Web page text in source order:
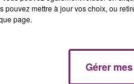
pouvez mettre à jour vos choix, ou
page.
Gérer